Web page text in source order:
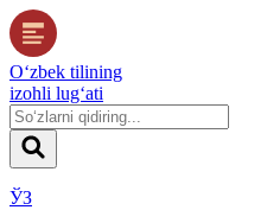
O‘zbek tilining
izohli lug‘ati
ЎЗ